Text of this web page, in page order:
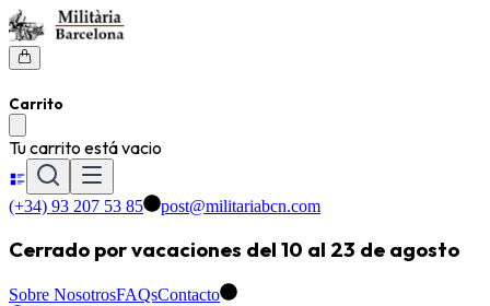
Carrito
Tu carrito está vacio
(+34) 93 207 53 85 post@militariabcn.com
Cerrado por vacaciones del 10 al 23 de agosto
Sobre NosotrosFAQsContacto